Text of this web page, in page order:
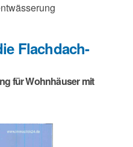
Flachdach-
für Wohnhäuser mit